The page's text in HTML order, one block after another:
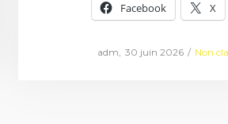
Facebook X
adm Posted
30 juin 2026
Posted
Non